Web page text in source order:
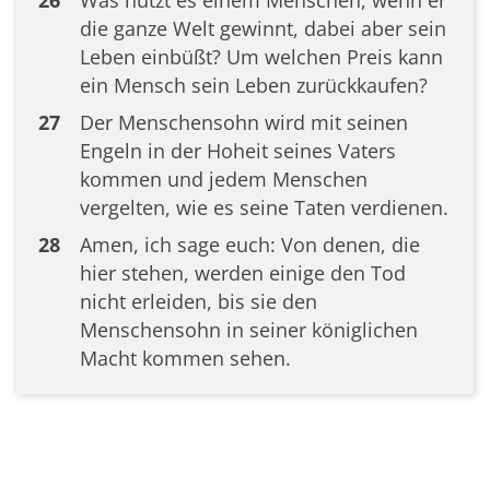
die ganze Welt gewinnt, dabei aber sein
Leben einbüßt? Um welchen Preis kann
ein Mensch sein Leben zurückkaufen?
27
Der Menschensohn wird mit seinen
Engeln in der Hoheit seines Vaters
kommen und jedem Menschen
vergelten, wie es seine Taten verdienen.
28
Amen, ich sage euch: Von denen, die
hier stehen, werden einige den Tod
nicht erleiden, bis sie den
Menschensohn in seiner königlichen
Macht kommen sehen.